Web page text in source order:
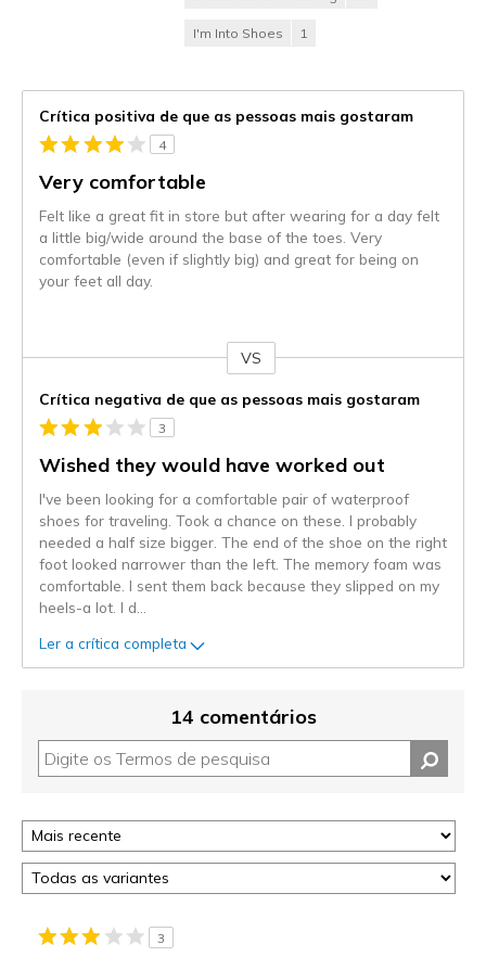
I'm Into Shoes 1
Crítica positiva de que as pessoas mais gostaram
4
Very comfortable
Felt like a great fit in store but after wearing for a day felt
a little big/wide around the base of the toes. Very
comfortable (even if slightly big) and great for being on
your feet all day.
VS
Crítica negativa de que as pessoas mais gostaram
3
Wished they would have worked out
I've been looking for a comfortable pair of waterproof
shoes for traveling. Took a chance on these. I probably
needed a half size bigger. The end of the shoe on the right
foot looked narrower than the left. The memory foam was
comfortable. I sent them back because they slipped on my
heels-a lot. I d
Ler a crítica completa
14 comentários
3